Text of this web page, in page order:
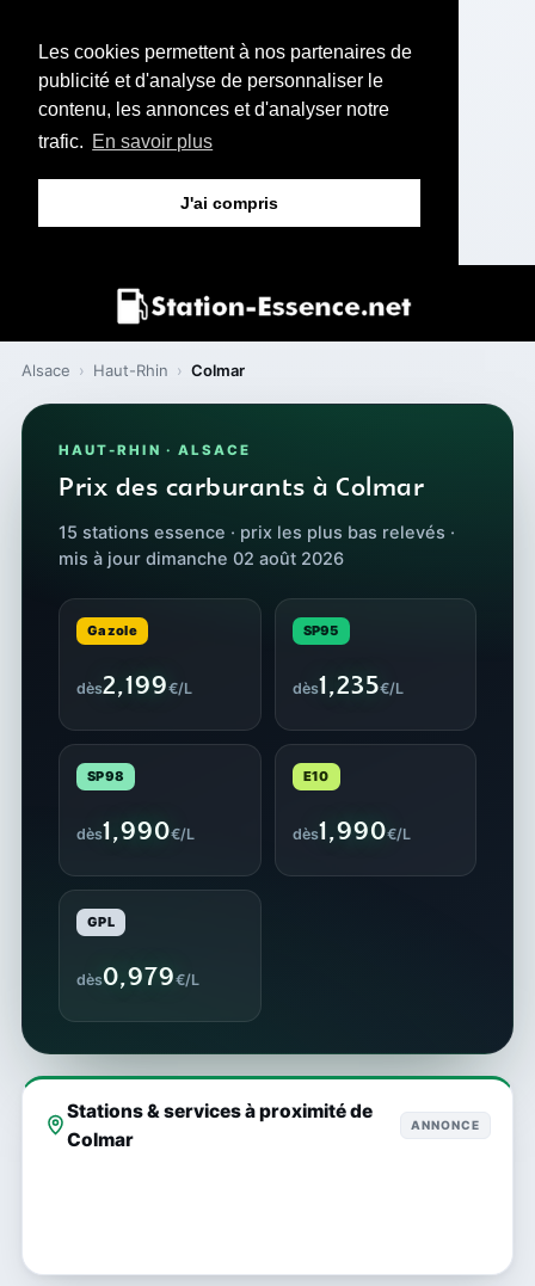
Les cookies permettent à nos partenaires de
publicité et d'analyse de personnaliser le
contenu, les annonces et d'analyser notre
trafic. En savoir plus
J'ai compris
Alsace › Haut-Rhin › Colmar
HAUT-RHIN · ALSACE
Prix des carburants à Colmar
15 stations essence · prix les plus bas relevés ·
mis à jour dimanche 02 août 2026
Gazole
dès2,199€/L
SP95
dès1,235€/L
SP98
dès1,990€/L
E10
dès1,990€/L
GPL
dès0,979€/L
Stations & services à proximité de
Colmar
ANNONCE